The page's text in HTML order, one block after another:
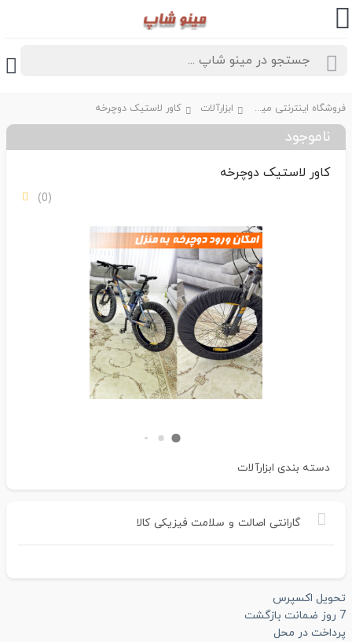
فروشگاه اینترنتی مینو شاپ ابزارآلات کاور لاستیک دوچرخه
ناموجود
کاور لاستیک دوچرخه
(0)
دسته بندی ابزارآلات
گارانتی اصالت و سلامت فیزیکی کالا
تحویل اکسپرس
7 روز ضمانت بازگشت
پرداخت در محل